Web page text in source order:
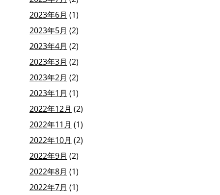
2023年6月 (1)
2023年5月 (2)
2023年4月 (2)
2023年3月 (2)
2023年2月 (2)
2023年1月 (1)
2022年12月 (2)
2022年11月 (1)
2022年10月 (2)
2022年9月 (2)
2022年8月 (1)
2022年7月 (1)